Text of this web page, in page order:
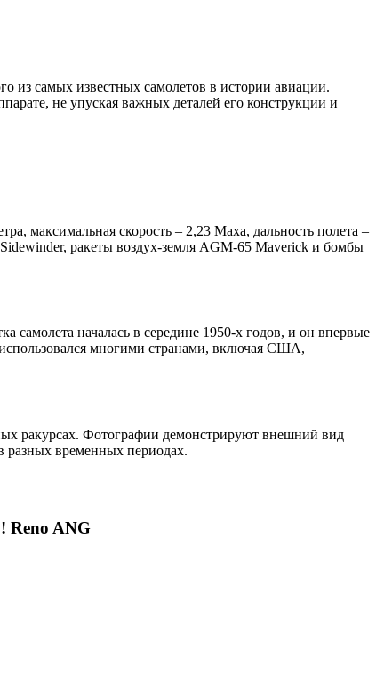
из самых известных самолетов в истории авиации.
не упуская важных деталей его конструкции и
максимальная скорость – 2,23 Маха, дальность полета –
ракеты воздух-земля AGM-65 Maverick и бомбы
самолета началась в середине 1950-х годов, и он впервые
многими странами, включая США,
ракурсах. Фотографии демонстрируют внешний вид
разных временных периодах.
Reno ANG